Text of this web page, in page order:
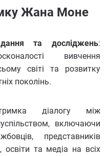
Жана Моне
та досліджень:
вивчення
світі та розвитку
поколінь.
діалогу між
включаючи
представників
освіти та медіа на всіх